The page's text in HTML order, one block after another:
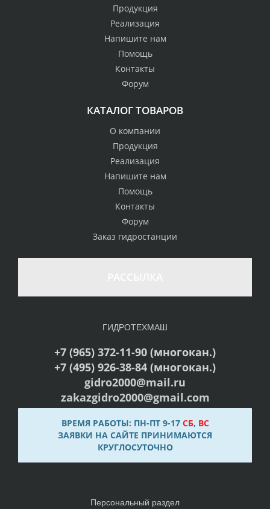
Продукция
Реализация
Напишите нам
Помощь
Контакты
Форум
КАТАЛОГ ТОВАРОВ
О компании
Продукция
Реализация
Напишите нам
Помощь
Контакты
Форум
Заказ гидростанции
ГИДРОТЕХМАШ
+7 (965) 372-11-90 (многокан.)
+7 (495) 926-38-84 (многокан.)
gidro2000@mail.ru
zakazgidro2000@gmail.com
ВРЕМЯ РАБОТЫ: ПН-ПТ 9-17 СБ, ВС
ЗАЯВКИ НА САЙТЕ ПРИНИМАЮТСЯ
КРУГЛОСУТОЧНО
Персональный раздел